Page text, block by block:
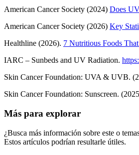
American Cancer Society (2024) Does
American Cancer Society (2026) Key
Healthline (2026). 7 Nutritious Foods
IARC – Sunbeds and UV Radiation.
Skin Cancer Foundation: UVA & UVB.
Skin Cancer Foundation: Sunscreen.
Más para explorar
¿Busca más información sobre este o
Estos artículos podrían resultarle útiles.